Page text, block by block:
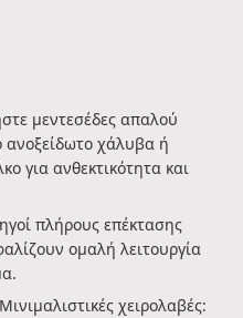
μεντεσέδες απαλού
ανοξείδωτο χάλυβα ή
για ανθεκτικότητα και
πλήρους επέκτασης
ομαλή λειτουργία
Μινιμαλιστικές χειρολαβές: